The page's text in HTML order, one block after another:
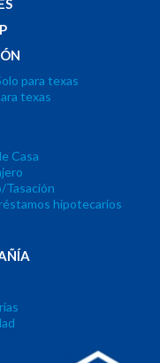
para texas
texas
Casa
hipotecarios